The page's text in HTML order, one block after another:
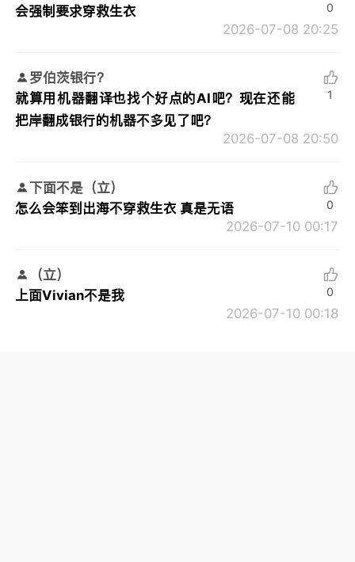
会强制要求穿救生衣
2026-07-08 20:25
0
罗伯茨银行？
就算用机器翻译也找个好点的AI吧？现在还能
把岸翻成银行的机器不多见了吧？
2026-07-08 20:50
1
下面不是（立）
怎么会笨到出海不穿救生衣 真是无语
2026-07-10 00:17
0
（立）
上面Vivian不是我
2026-07-10 00:18
0